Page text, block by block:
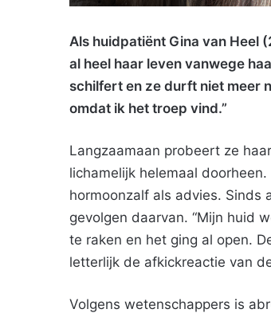
Als huidpatiënt Gina van Heel
al heel haar leven vanwege
schilfert en ze durft niet meer
omdat ik het troep vind.”
Langzaamaan probeert ze
lichamelijk helemaal
hormoonzalf als advies. Sinds
gevolgen daarvan. “Mijn huid
te raken en het ging al open.
letterlijk de afkickreactie van
Volgens wetenschappers is